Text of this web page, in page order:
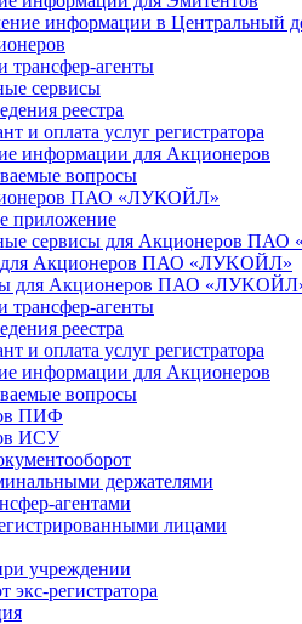
информации в Центральный
трансфер-агенты
сервисы
реестра
и оплата услуг регистратора
информации для Акционеров
вопросы
ПАО «ЛУКОЙЛ»
приложение
сервисы для Акционеров
для Акционеров ПАО «ЛУKOЙЛ»
для Акционеров ПАО
трансфер-агенты
реестра
и оплата услуг регистратора
информации для Акционеров
вопросы
ПИФ
ИСУ
держателями
агентами
лицами
учреждении
экс-регистратора